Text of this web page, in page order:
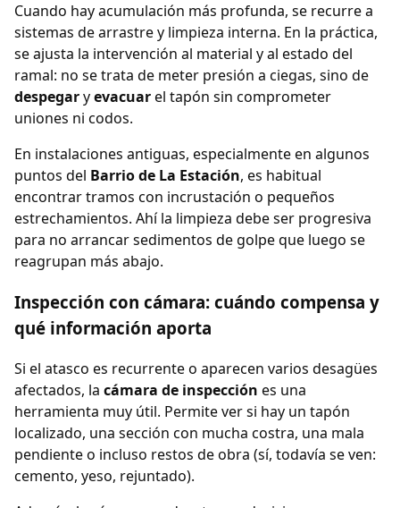
Cuando hay acumulación más profunda, se recurre a
sistemas de arrastre y limpieza interna. En la práctica,
se ajusta la intervención al material y al estado del
ramal: no se trata de meter presión a ciegas, sino de
despegaryevacuarel tapón sin comprometer
uniones ni codos.
En instalaciones antiguas, especialmente en algunos
puntos del Barrio de La Estación, es habitual
encontrar tramos con incrustación o pequeños
estrechamientos. Ahí la limpieza debe ser progresiva
para no arrancar sedimentos de golpe que luego se
reagrupan más abajo.
Inspección con cámara: cuándo compensa y
qué información aporta
Si el atasco es recurrente o aparecen varios desagües
afectados, la cámara de inspección es una
herramienta muy útil. Permite ver si hay un tapón
localizado, una sección con mucha costra, una mala
pendiente o incluso restos de obra (sí, todavía se ven:
cemento, yeso, rejuntado).